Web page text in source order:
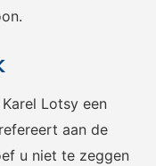
Lotsy een
aan de
u niet te zeggen